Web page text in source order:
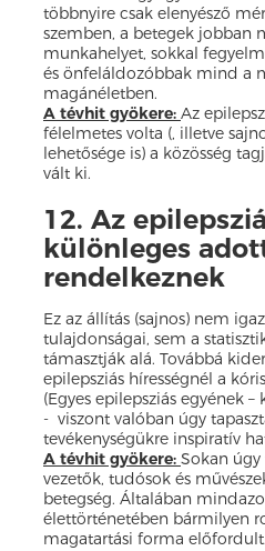
többnyire csak elenyésző
szemben, a betegek jobban
munkahelyet, sokkal
és önfeláldozóbbak mind a
magánéletben.
A tévhit gyökere: Az
félelmetes volta (, illetve
lehetősége is) a közösség
vált ki.
12. Az
különleges
rendelkeznek
Ez az állítás (sajnos) nem
tulajdonságai, sem a
támasztják alá. Továbbá
epilepsziás hírességnél a
(Egyes epilepsziás egyének
- viszont valóban úgy
tevékenységükre inspiratív
A tévhit gyökere: Sokan
vezetők, tudósok és
betegség. Általában
élettörténetében bármilyen
magatartási forma előfordult.